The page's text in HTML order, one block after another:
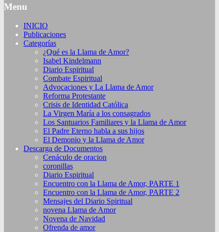
Menu
INICIO
Publicaciones
Categorías
¿Qué es la Llama de Amor?
Isabel Kindelmann
Diario Espiritual
Combate Espiritual
Advocaciones y La Llama de Amor
Reforma Protestante
Crisis de Identidad Católica
La Virgen María a los consagrados
Los Santuarios Familiares y la Llama de Amor
El Padre Eterno habla a sus hijos
El Demonio y la Llama de Amor
Descarga de Documentos
Cenáculo de oracion
coronillas
Diario Espiritual
Encuentro con la Llama de Amor, PARTE 1
Encuentro con la Llama de Amor, PARTE 2
Mensajes del Diario Spiritual
novena Llama de Amor
Novena de Navidad
Ofrenda de amor